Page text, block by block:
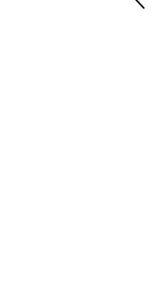
Моргание фарами